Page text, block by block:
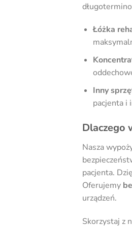
Łóżka
Inny
pacjenta i
Dlaczego
Nasza
pacjenta.
Oferujemy
urządzeń.
Skorzystaj z